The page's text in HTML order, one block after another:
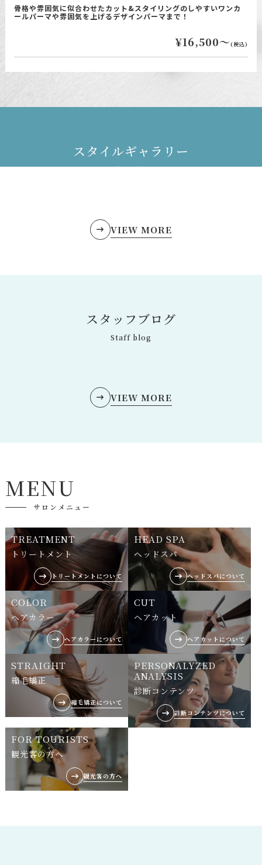
骨格や雰囲気に似合わせたカット&スタイリングのしやすいワンカ
ールパーマや雰囲気を上げるデザインパーマまで！
¥16,500～(税込)
ス タ イ ルギ ャ ラ リ ー
Style gallery
VIEW MORE
ス タ ッ フ ブロ グ
Staff blog
VIEW MORE
MENU
サロンメニュー
TREATMENT
トリートメント
トリートメントについて
HEAD SPA
ヘッドスパ
ヘッドスパについて
COLOR
ヘアカラー
ヘアカラーについて
CUT
ヘアカット
ヘアカットについて
STRAIGHT
縮毛矯正
縮毛矯正について
PERSONALYZED
ANALYSIS
診断コンテンツ
診断コンテンツについて
FOR TOURISTS
観光客の方へ
観光客の方へ